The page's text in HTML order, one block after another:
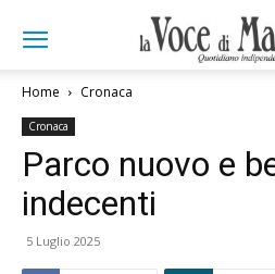
Home Cronaca
Cronaca
Parco nuovo e
indecenti
5 Luglio 2025